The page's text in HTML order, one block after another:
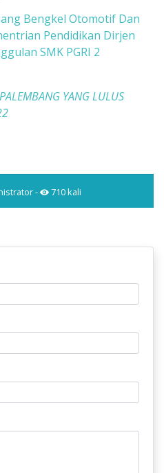
Bengkel Otomotif Dan
Pendidikan Dirjen
SMK PGRI 2
YANG LULUS
- 710 kali